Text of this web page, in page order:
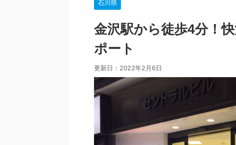
石川県
金沢駅から徒歩4分！
ポート
更新日： 2022年2月6日